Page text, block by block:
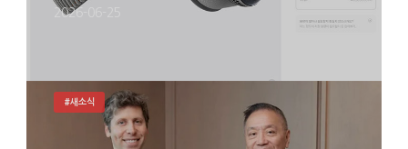
2026-06-25
#새소식